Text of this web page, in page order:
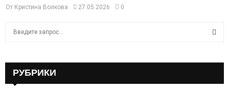
От Кристина Волкова 27.05.2026 0
РУБРИКИ